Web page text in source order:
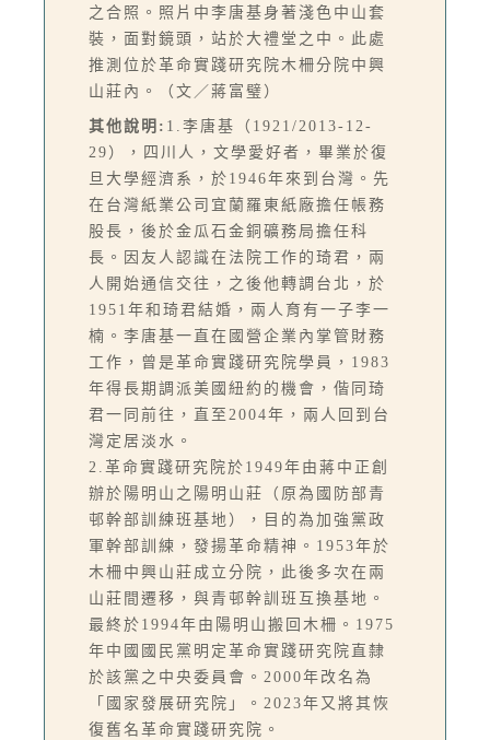
之合照。照片中李唐基身著淺色中山套
裝，面對鏡頭，站於大禮堂之中。此處
推測位於革命實踐研究院木柵分院中興
山莊內。（文／蔣富璧）
其他說明: 1.李唐基（1921/2013-12-
29），四川人，文學愛好者，畢業於復
旦大學經濟系，於1946年來到台灣。先
在台灣紙業公司宜蘭羅東紙廠擔任帳務
股長，後於金瓜石金銅礦務局擔任科
長。因友人認識在法院工作的琦君，兩
人開始通信交往，之後他轉調台北，於
1951年和琦君結婚，兩人育有一子李一
楠。李唐基一直在國營企業內掌管財務
工作，曾是革命實踐研究院學員，1983
年得長期調派美國紐約的機會，偕同琦
君一同前往，直至2004年，兩人回到台
灣定居淡水。
2.革命實踐研究院於1949年由蔣中正創
辦於陽明山之陽明山莊（原為國防部青
邨幹部訓練班基地），目的為加強黨政
軍幹部訓練，發揚革命精神。1953年於
木柵中興山莊成立分院，此後多次在兩
山莊間遷移，與青邨幹訓班互換基地。
最終於1994年由陽明山搬回木柵。1975
年中國國民黨明定革命實踐研究院直隸
於該黨之中央委員會。2000年改名為
「國家發展研究院」。2023年又將其恢
復舊名革命實踐研究院。